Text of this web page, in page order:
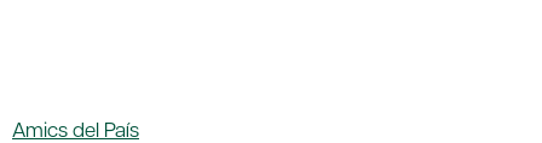
Amics del País